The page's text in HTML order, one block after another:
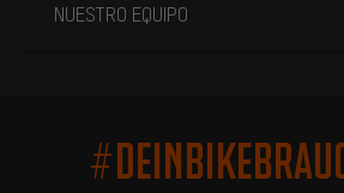
NUESTRO EQUIPO